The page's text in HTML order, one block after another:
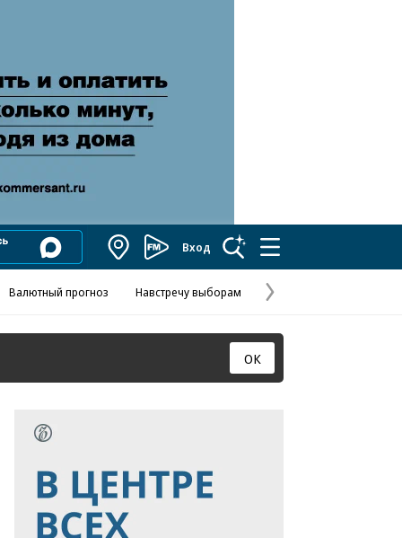
КоммерсантъВход
Валютный прогноз Навстречу выборам
Следующая
страница
ОК